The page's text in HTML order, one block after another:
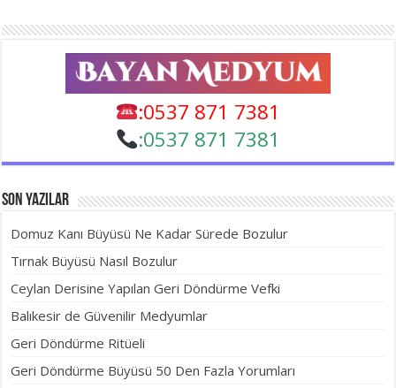
:0537 871 7381
:0537 871 7381
Son Yazılar
Domuz Kanı Büyüsü Ne Kadar Sürede Bozulur
Tırnak Büyüsü Nasıl Bozulur
Ceylan Derisine Yapılan Geri Döndürme Vefki
Balıkesir de Güvenilir Medyumlar
Geri Döndürme Ritüeli
Geri Döndürme Büyüsü 50 Den Fazla Yorumları